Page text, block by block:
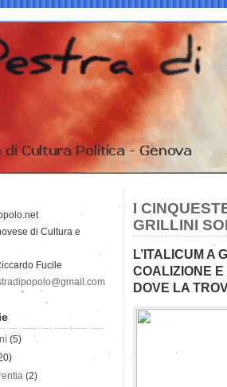
I
GRILLINI
L’ITALICUM A
COALIZIONE
DOVE LA
di Cultura e
Fucile
(5)
(2)